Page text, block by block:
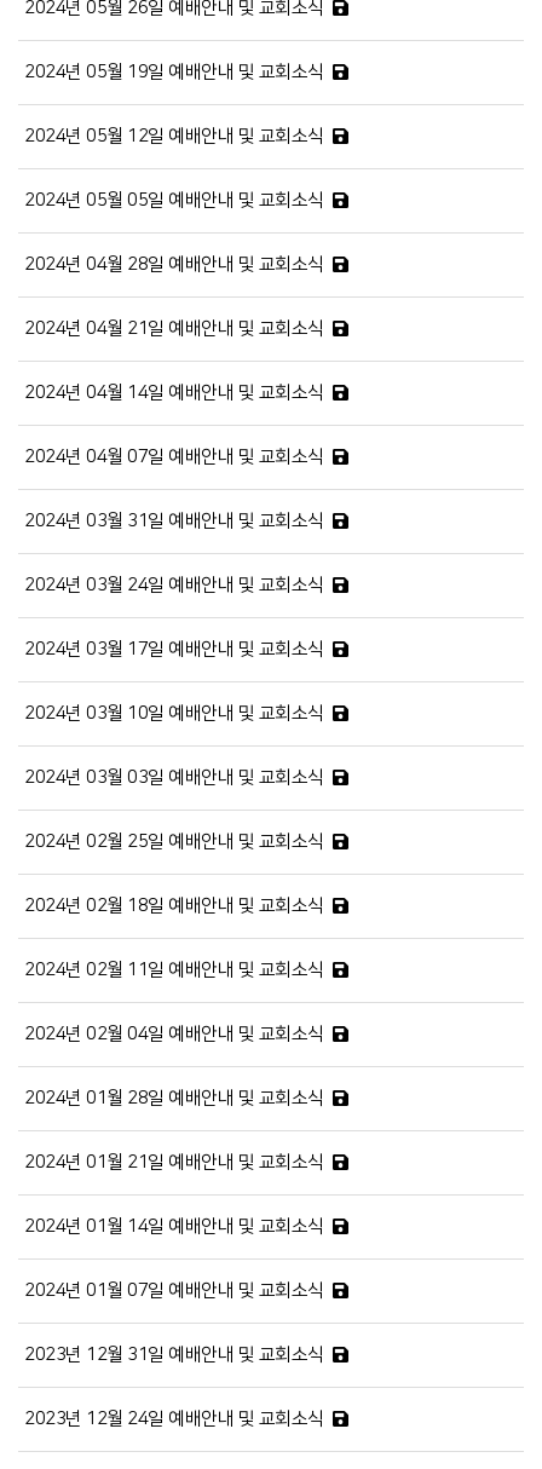
2024년 05월 26일 예배안내 및 교회소식
2024년 05월 19일 예배안내 및 교회소식
2024년 05월 12일 예배안내 및 교회소식
2024년 05월 05일 예배안내 및 교회소식
2024년 04월 28일 예배안내 및 교회소식
2024년 04월 21일 예배안내 및 교회소식
2024년 04월 14일 예배안내 및 교회소식
2024년 04월 07일 예배안내 및 교회소식
2024년 03월 31일 예배안내 및 교회소식
2024년 03월 24일 예배안내 및 교회소식
2024년 03월 17일 예배안내 및 교회소식
2024년 03월 10일 예배안내 및 교회소식
2024년 03월 03일 예배안내 및 교회소식
2024년 02월 25일 예배안내 및 교회소식
2024년 02월 18일 예배안내 및 교회소식
2024년 02월 11일 예배안내 및 교회소식
2024년 02월 04일 예배안내 및 교회소식
2024년 01월 28일 예배안내 및 교회소식
2024년 01월 21일 예배안내 및 교회소식
2024년 01월 14일 예배안내 및 교회소식
2024년 01월 07일 예배안내 및 교회소식
2023년 12월 31일 예배안내 및 교회소식
2023년 12월 24일 예배안내 및 교회소식